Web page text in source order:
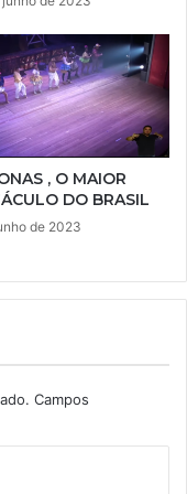
, O MAIOR
DO BRASIL
de 2023
Campos